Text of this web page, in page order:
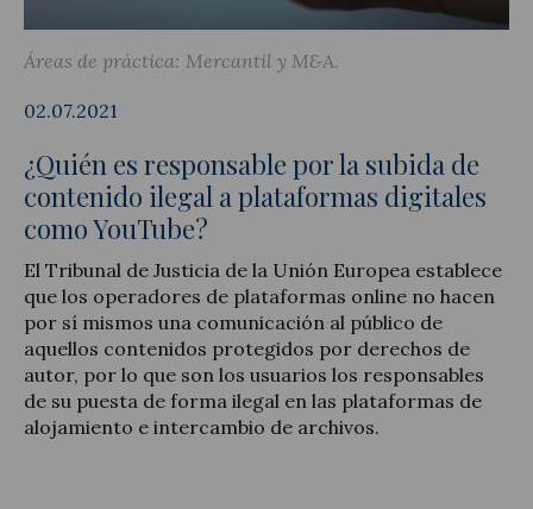
Notícias y artículos
Áreas de práctica: Mercantil y M&A
02.07.2021
¿Quién es responsable por la subida de
contenido ilegal a plataformas digitales
como YouTube?
El Tribunal de Justicia de la Unión Europea establece
que los operadores de plataformas online no hacen
por sí mismos una comunicación al público de
aquellos contenidos protegidos por derechos de
autor, por lo que son los usuarios los responsables
de su puesta de forma ilegal en las plataformas de
alojamiento e intercambio de archivos.